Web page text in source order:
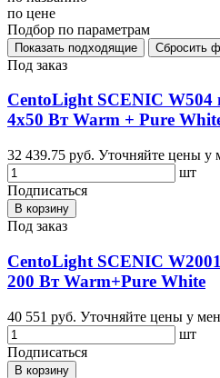
по цене
Подбор по параметрам
Под заказ
CentoLight SCENIC
4х50 Вт Warm + Pure
32 439.75 руб. Уточняйте цены у
шт
Подписаться
В корзину
Под заказ
CentoLight SCENIC
200 Вт Warm+Pure White
40 551 руб. Уточняйте цены у
шт
Подписаться
В корзину